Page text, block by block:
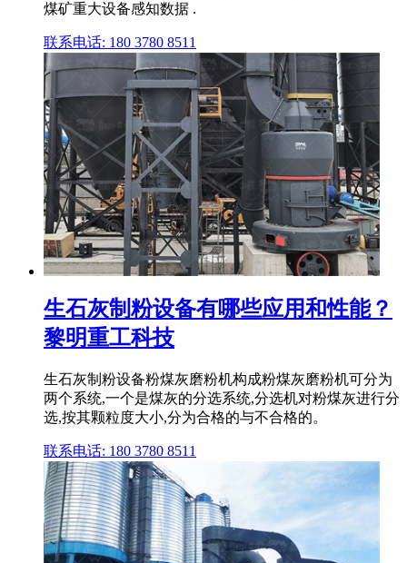
煤矿重大设备感知数据 .
联系电话: 180 3780 8511
生石灰制粉设备有哪些应用和性能？
黎明重工科技
生石灰制粉设备粉煤灰磨粉机构成粉煤灰磨粉机可分为
两个系统,一个是煤灰的分选系统,分选机对粉煤灰进行分
选,按其颗粒度大小,分为合格的与不合格的。
联系电话: 180 3780 8511